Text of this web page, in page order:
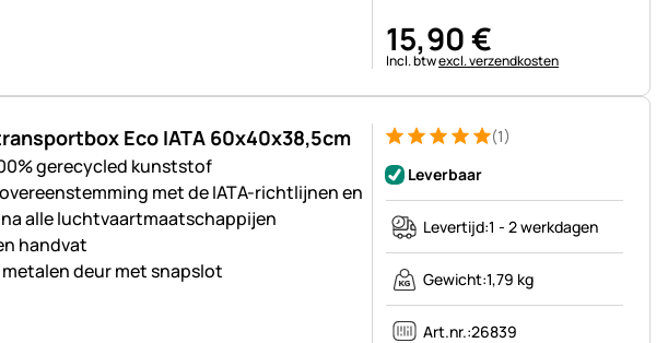
15,90€
Belastinginformatie:
Incl. btwexcl. verzendkosten
Eco IATA 60x40x38,5cm
gerecycled kunststof
met de IATA-richtlijnen en
alle luchtvaartmaatschappijen
handvat
deur met snapslot
Beoordeling: 5 van 5 (1 beoordelingen)
1 Bewertung
(1)
Leverbaar
Levertijd:1 - 2 werkdagen
Gewicht:1,79 kg
Art.nr.:26839